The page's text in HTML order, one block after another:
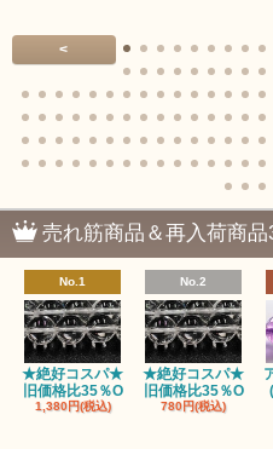
<
売れ筋商品＆再入荷商品
No.1
★絶好コスパ★
旧価格比35％O
1,380円(税込)
No.2
★絶好コスパ★
旧価格比35％O
780円(税込)